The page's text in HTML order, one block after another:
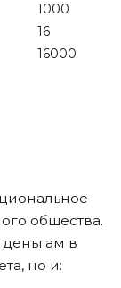
1000
16
16000
общества.
в
но и: